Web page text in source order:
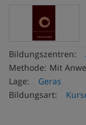
Bildungszentren:
Methode: Mit
Lage:
Geras
Bildungsart: